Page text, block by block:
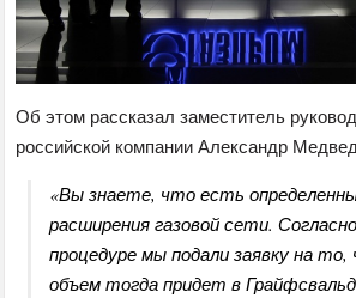
Об этом рассказал заместитель
российской компании Александр
«Вы знаете, что есть
расширения газовой сети.
процедуре мы подали заявку на
объем тогда придет в